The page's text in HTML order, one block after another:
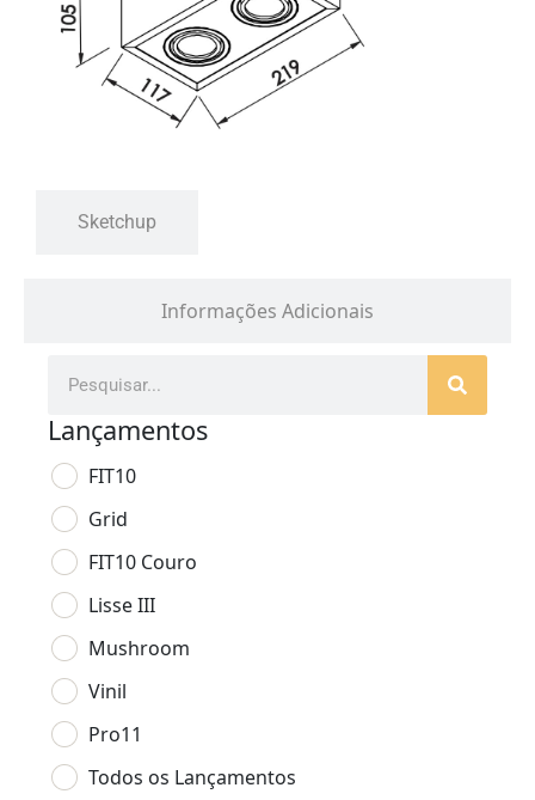
Informações Adicionais
Sketchup
Lançamentos
FIT10
Grid
FIT10 Couro
Lisse III
Mushroom
Vinil
Pro11
Todos os Lançamentos